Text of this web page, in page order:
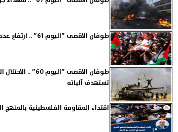
طوفان الأقصى ”اليوم 61” .. ارتفاع عدد الشهداء إلى 16 ألف والاحتلال يواصل الاعتقالات بالضفة
طوفان الأقصى
تستهدف آلياته
اقتداء المقاومة الفلسطينية